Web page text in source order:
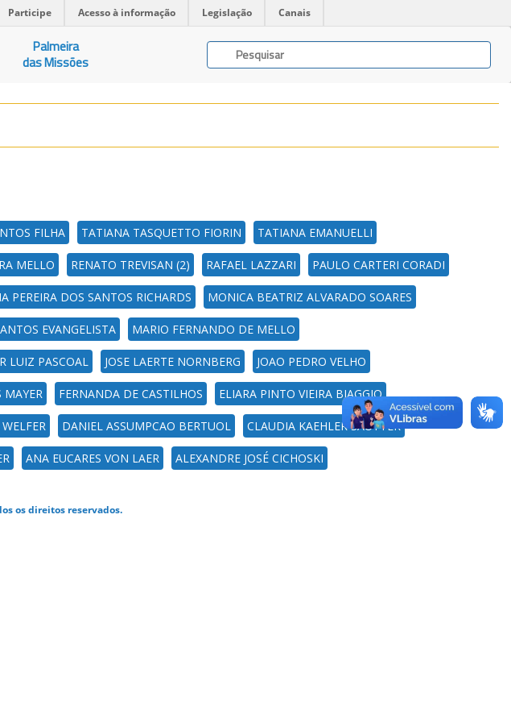
Participe Acesso à informação Legislação Canais
Palmeira
das Missões
FILHA TATIANA TASQUETTO FIORIN TATIANA EMANUELLI
MELLO RENATO TREVISAN (2) RAFAEL LAZZARI PAULO CARTERI CORADI
PEREIRA DOS SANTOS RICHARDS MONICA BEATRIZ ALVARADO SOARES
EVANGELISTA MARIO FERNANDO DE MELLO
LUIZ PASCOAL JOSE LAERTE NORNBERG JOAO PEDRO VELHO
MAYER FERNANDA DE CASTILHOS ELIARA PINTO VIEIRA BIAGGIO
DANIEL ASSUMPCAO BERTUOL CLAUDIA KAEHLER SAUTTER
ANA EUCARES VON LAER ALEXANDRE JOSÉ CICHOSKI
os direitos reservados.